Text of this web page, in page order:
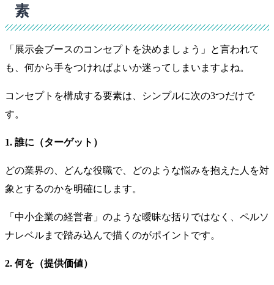
素
「展示会ブースのコンセプトを決めましょう」と言われて
も、何から手をつければよいか迷ってしまいますよね。
コンセプトを構成する要素は、シンプルに次の3つだけで
す。
1. 誰に（ターゲット）
どの業界の、どんな役職で、どのような悩みを抱えた人を対
象とするのかを明確にします。
「中小企業の経営者」のような曖昧な括りではなく、ペルソ
ナレベルまで踏み込んで描くのがポイントです。
2. 何を（提供価値）